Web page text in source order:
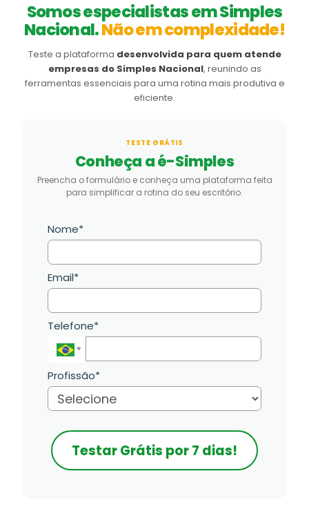
Somos especialistas em Simples
Nacional.Não em complexidade!
Teste a plataforma desenvolvida para quem atende
empresas do Simples Nacional, reunindo as
ferramentas essenciais para uma rotina mais produtiva e
eficiente.
TESTE GRÁTIS
Conheça a é-Simples
Preencha o formulário e conheça uma plataforma feita
para simplificar a rotina do seu escritório.
Nome*
Email*
Telefone*
Profissão*
Testar Grátis por 7 dias!